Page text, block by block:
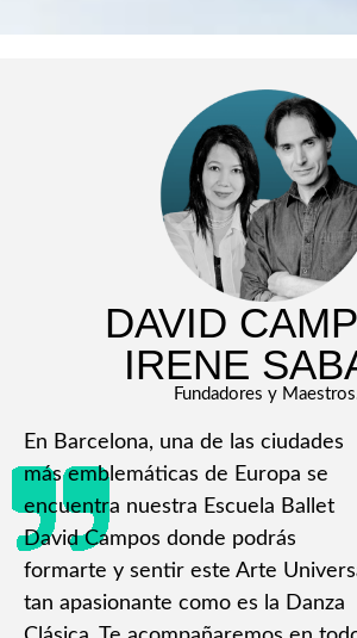
DAVID
IRENE
Fundadores y
En Barcelona, una de las ciudades
más emblemáticas de Europa se
encuentra nuestra Escuela Ballet
David Campos donde podrás
formarte y sentir este Arte
tan apasionante como es la Danza